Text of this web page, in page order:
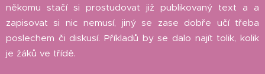
někomu stačí si prostudovat již publikovaný text a a
zapisovat si nic nemusí, jiný se zase dobře učí třeba
poslechem či diskusí. Příkladů by se dalo najít tolik, kolik
je žáků ve třídě.